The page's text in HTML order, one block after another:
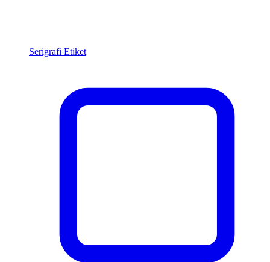
Serigrafi Etiket